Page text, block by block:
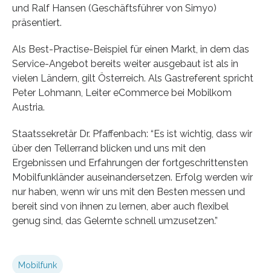
und Ralf Hansen (Geschäftsführer von Simyo)
präsentiert.
Als Best-Practise-Beispiel für einen Markt, in dem das
Service-Angebot bereits weiter ausgebaut ist als in
vielen Ländern, gilt Österreich. Als Gastreferent spricht
Peter Lohmann, Leiter eCommerce bei Mobilkom
Austria.
Staatssekretär Dr. Pfaffenbach: “Es ist wichtig, dass wir
über den Tellerrand blicken und uns mit den
Ergebnissen und Erfahrungen der fortgeschrittensten
Mobilfunkländer auseinandersetzen. Erfolg werden wir
nur haben, wenn wir uns mit den Besten messen und
bereit sind von ihnen zu lernen, aber auch flexibel
genug sind, das Gelernte schnell umzusetzen.”
Mobilfunk